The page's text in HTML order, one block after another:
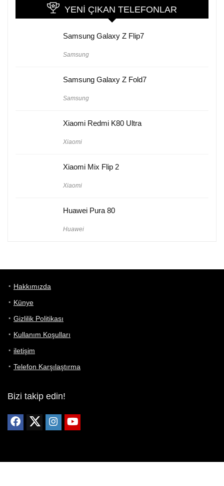
YENI ÇIKAN TELEFONLAR
Samsung Galaxy Z Flip7
Samsung
Samsung Galaxy Z Fold7
Samsung
Xiaomi Redmi K80 Ultra
Xiaomi
Xiaomi Mix Flip 2
Xiaomi
Huawei Pura 80
Huawei
Hakkımızda
Künye
Gizlilik Politikası
Kullanım Koşulları
iletişim
Telefon Karşılaştırma
Bizi takip edin!